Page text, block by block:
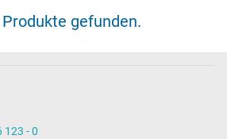
gefunden.
123 - 0